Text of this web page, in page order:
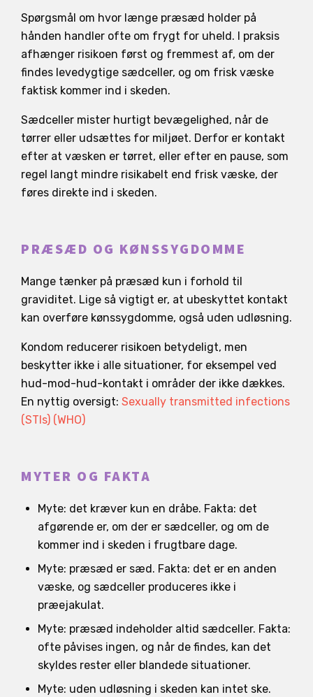
Spørgsmål om hvor længe præsæd holder på
hånden handler ofte om frygt for uheld. I praksis
afhænger risikoen først og fremmest af, om der
findes levedygtige sædceller, og om frisk væske
faktisk kommer ind i skeden.
Sædceller mister hurtigt bevægelighed, når de
tørrer eller udsættes for miljøet. Derfor er kontakt
efter at væsken er tørret, eller efter en pause, som
regel langt mindre risikabelt end frisk væske, der
føres direkte ind i skeden.
PRÆSÆD OG KØNSSYGDOMME
Mange tænker på præsæd kun i forhold til
graviditet. Lige så vigtigt er, at ubeskyttet kontakt
kan overføre kønssygdomme, også uden udløsning.
Kondom reducerer risikoen betydeligt, men
beskytter ikke i alle situationer, for eksempel ved
hud-mod-hud-kontakt i områder der ikke dækkes.
En nyttig oversigt: Sexually transmitted infections
(STIs) (WHO)
MYTER OG FAKTA
Myte: det kræver kun en dråbe. Fakta: det
afgørende er, om der er sædceller, og om de
kommer ind i skeden i frugtbare dage.
Myte: præsæd er sæd. Fakta: det er en anden
væske, og sædceller produceres ikke i
præejakulat.
Myte: præsæd indeholder altid sædceller. Fakta:
ofte påvises ingen, og når de findes, kan det
skyldes rester eller blandede situationer.
Myte: uden udløsning i skeden kan intet ske.